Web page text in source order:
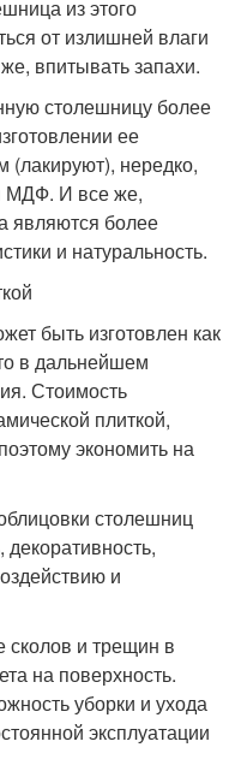
из этого
от излишней влаги
впитывать запахи.
столешницу более
ее
нередко,
МДФ. И все же,
являются более
и натуральность.
быть изготовлен как
в дальнейшем
Стоимость
плиткой,
экономить на
столешниц
и
сколов и трещин в
на поверхность.
уборки и ухода
эксплуатации